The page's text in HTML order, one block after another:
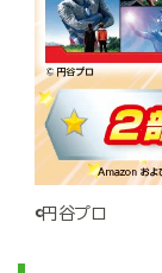
©円谷プロ